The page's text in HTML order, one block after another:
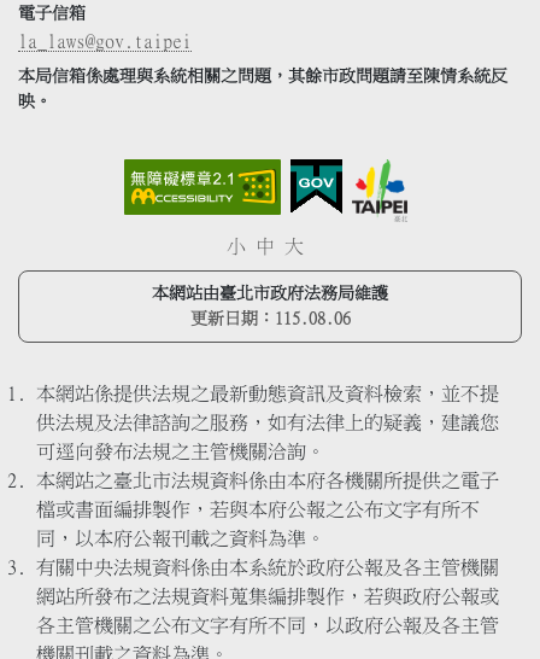
電子信箱
la_laws@gov.taipei
本局信箱係處理與系統相關之問題，其餘市政問題請至陳情系統反
映。
小 中 大
本網站由臺北市政府法務局維護
更新日期： 115.08.06
本網站係提供法規之最新動態資訊及資料檢索，並不提
供法規及法律諮詢之服務，如有法律上的疑義，建議您
可逕向發布法規之主管機關洽詢。
本網站之臺北市法規資料係由本府各機關所提供之電子
檔或書面編排製作，若與本府公報之公布文字有所不
同，以本府公報刊載之資料為準。
有關中央法規資料係由本系統於政府公報及各主管機關
網站所發布之法規資料蒐集編排製作，若與政府公報或
各主管機關之公布文字有所不同，以政府公報及各主管
機關刊載之資料為準。